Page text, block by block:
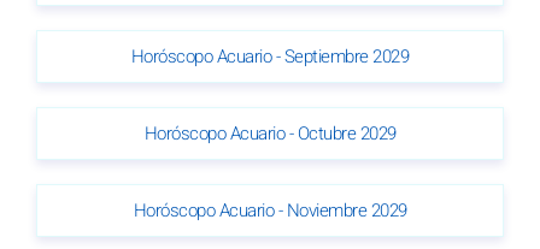
Horóscopo Acuario - Septiembre 2029
Horóscopo Acuario - Octubre 2029
Horóscopo Acuario - Noviembre 2029